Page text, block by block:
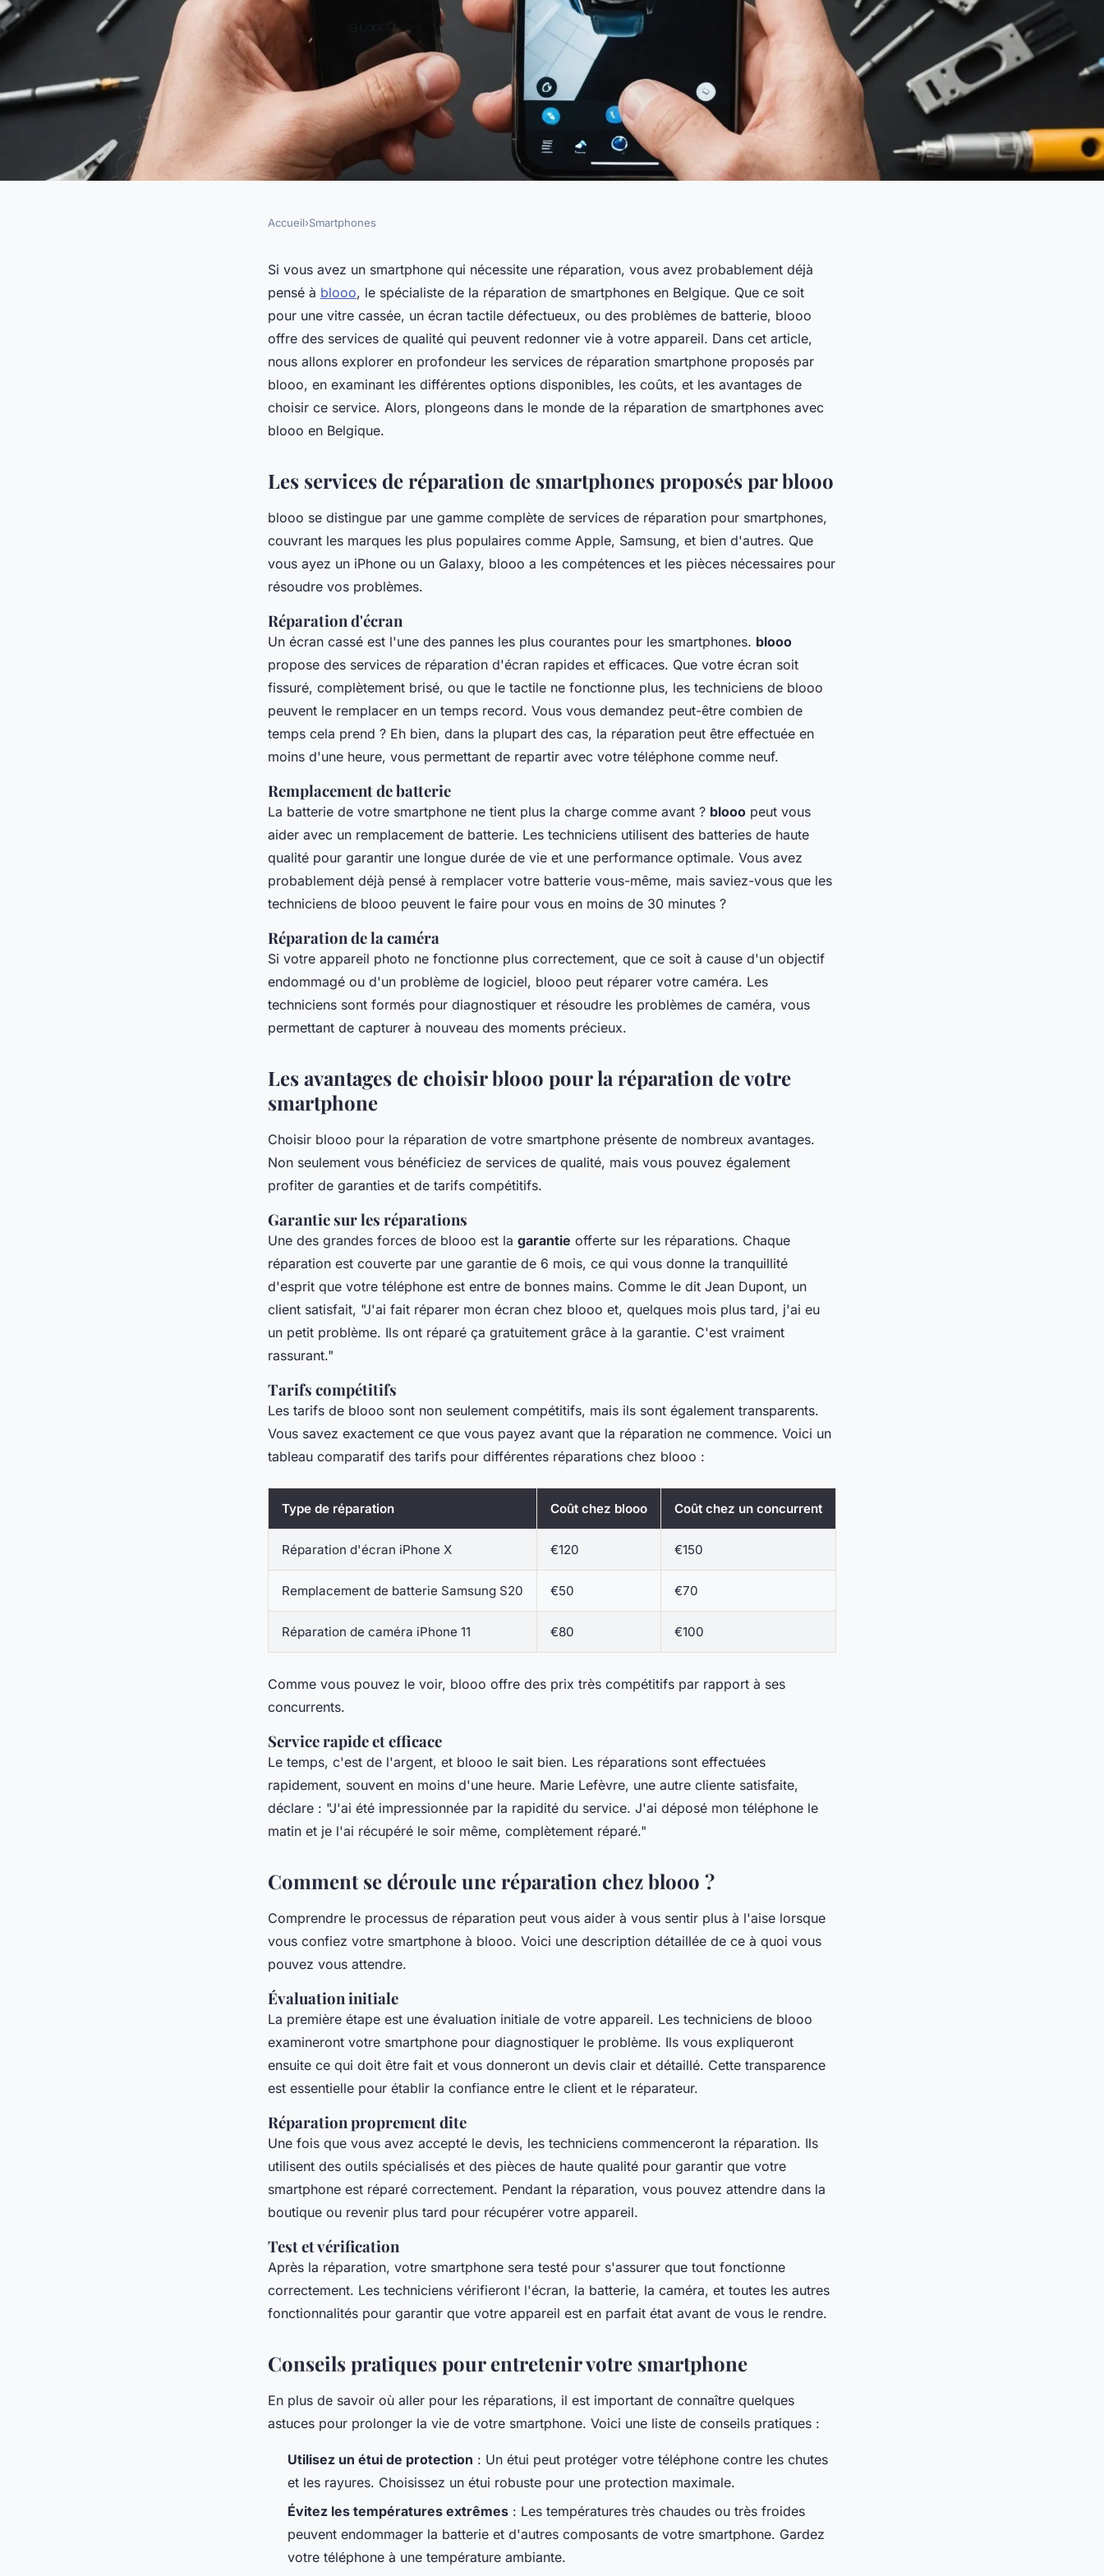
Explore les services de réparation
smartphone avec blooo en belgique
Accueil›Smartphones
Si vous avez un smartphone qui nécessite une réparation, vous avez probablement déjà
pensé à blooo, le spécialiste de la réparation de smartphones en Belgique. Que ce soit
pour une vitre cassée, un écran tactile défectueux, ou des problèmes de batterie, blooo
offre des services de qualité qui peuvent redonner vie à votre appareil. Dans cet article,
nous allons explorer en profondeur les services de réparation smartphone proposés par
blooo, en examinant les différentes options disponibles, les coûts, et les avantages de
choisir ce service. Alors, plongeons dans le monde de la réparation de smartphones avec
blooo en Belgique.
Les services de réparation de smartphones proposés par blooo
blooo se distingue par une gamme complète de services de réparation pour smartphones,
couvrant les marques les plus populaires comme Apple, Samsung, et bien d'autres. Que
vous ayez un iPhone ou un Galaxy, blooo a les compétences et les pièces nécessaires pour
résoudre vos problèmes.
Réparation d'écran
Un écran cassé est l'une des pannes les plus courantes pour les smartphones. blooo
propose des services de réparation d'écran rapides et efficaces. Que votre écran soit
fissuré, complètement brisé, ou que le tactile ne fonctionne plus, les techniciens de blooo
peuvent le remplacer en un temps record. Vous vous demandez peut-être combien de
temps cela prend ? Eh bien, dans la plupart des cas, la réparation peut être effectuée en
moins d'une heure, vous permettant de repartir avec votre téléphone comme neuf.
Remplacement de batterie
La batterie de votre smartphone ne tient plus la charge comme avant ? blooo peut vous
aider avec un remplacement de batterie. Les techniciens utilisent des batteries de haute
qualité pour garantir une longue durée de vie et une performance optimale. Vous avez
probablement déjà pensé à remplacer votre batterie vous-même, mais saviez-vous que les
techniciens de blooo peuvent le faire pour vous en moins de 30 minutes ?
Réparation de la caméra
Si votre appareil photo ne fonctionne plus correctement, que ce soit à cause d'un objectif
endommagé ou d'un problème de logiciel, blooo peut réparer votre caméra. Les
techniciens sont formés pour diagnostiquer et résoudre les problèmes de caméra, vous
permettant de capturer à nouveau des moments précieux.
Les avantages de choisir blooo pour la réparation de votre
smartphone
Choisir blooo pour la réparation de votre smartphone présente de nombreux avantages.
Non seulement vous bénéficiez de services de qualité, mais vous pouvez également
profiter de garanties et de tarifs compétitifs.
Garantie sur les réparations
Une des grandes forces de blooo est la garantie offerte sur les réparations. Chaque
réparation est couverte par une garantie de 6 mois, ce qui vous donne la tranquillité
d'esprit que votre téléphone est entre de bonnes mains. Comme le dit Jean Dupont, un
client satisfait, "J'ai fait réparer mon écran chez blooo et, quelques mois plus tard, j'ai eu
un petit problème. Ils ont réparé ça gratuitement grâce à la garantie. C'est vraiment
rassurant."
Tarifs compétitifs
Les tarifs de blooo sont non seulement compétitifs, mais ils sont également transparents.
Vous savez exactement ce que vous payez avant que la réparation ne commence. Voici un
tableau comparatif des tarifs pour différentes réparations chez blooo :
Type de réparation Coût chez blooo Coût chez un concurrent
Réparation d'écran iPhone X €120 €150
Remplacement de batterie Samsung S20 €50 €70
Réparation de caméra iPhone 11 €80 €100
Comme vous pouvez le voir, blooo offre des prix très compétitifs par rapport à ses
concurrents.
Service rapide et efficace
Le temps, c'est de l'argent, et blooo le sait bien. Les réparations sont effectuées
rapidement, souvent en moins d'une heure. Marie Lefèvre, une autre cliente satisfaite,
déclare : "J'ai été impressionnée par la rapidité du service. J'ai déposé mon téléphone le
matin et je l'ai récupéré le soir même, complètement réparé."
Comment se déroule une réparation chez blooo ?
Comprendre le processus de réparation peut vous aider à vous sentir plus à l'aise lorsque
vous confiez votre smartphone à blooo. Voici une description détaillée de ce à quoi vous
pouvez vous attendre.
Évaluation initiale
La première étape est une évaluation initiale de votre appareil. Les techniciens de blooo
examineront votre smartphone pour diagnostiquer le problème. Ils vous expliqueront
ensuite ce qui doit être fait et vous donneront un devis clair et détaillé. Cette transparence
est essentielle pour établir la confiance entre le client et le réparateur.
Réparation proprement dite
Une fois que vous avez accepté le devis, les techniciens commenceront la réparation. Ils
utilisent des outils spécialisés et des pièces de haute qualité pour garantir que votre
smartphone est réparé correctement. Pendant la réparation, vous pouvez attendre dans la
boutique ou revenir plus tard pour récupérer votre appareil.
Test et vérification
Après la réparation, votre smartphone sera testé pour s'assurer que tout fonctionne
correctement. Les techniciens vérifieront l'écran, la batterie, la caméra, et toutes les autres
fonctionnalités pour garantir que votre appareil est en parfait état avant de vous le rendre.
Conseils pratiques pour entretenir votre smartphone
En plus de savoir où aller pour les réparations, il est important de connaître quelques
astuces pour prolonger la vie de votre smartphone. Voici une liste de conseils pratiques :
Utilisez un étui de protection : Un étui peut protéger votre téléphone contre les chutes
et les rayures. Choisissez un étui robuste pour une protection maximale.
Évitez les températures extrêmes : Les températures très chaudes ou très froides
peuvent endommager la batterie et d'autres composants de votre smartphone. Gardez
votre téléphone à une température ambiante.